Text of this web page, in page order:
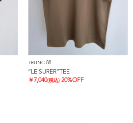
TRUNC 88
”LEISURER”TEE
￥ 7,040(税込) 20%OFF